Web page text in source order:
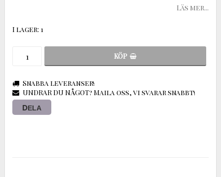
Läs mer...
I lager: 1
KÖP
Snabba leveranser!
UNDRAR DU NÅGOT? Maila oss, vi svarar snabbt!
DELA